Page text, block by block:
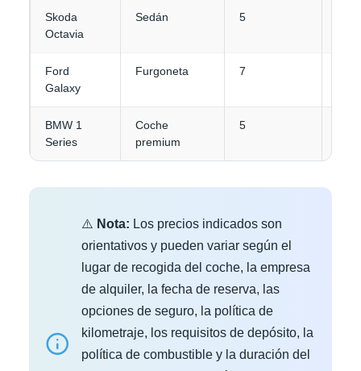
Skoda
Octavia
Sedán 5
Ford
Galaxy
Furgoneta 7
BMW 1
Series
Coche
premium
5
⚠️ Nota: Los precios indicados son
orientativos y pueden variar según el
lugar de recogida del coche, la empresa
de alquiler, la fecha de reserva, las
opciones de seguro, la política de
kilometraje, los requisitos de depósito, la
política de combustible y la duración del